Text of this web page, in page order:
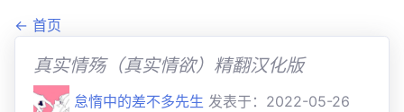
← 首页
真实情殇（真实情欲）精翻汉化版
怠惰中的差不多先生 发表于：2022-05-26